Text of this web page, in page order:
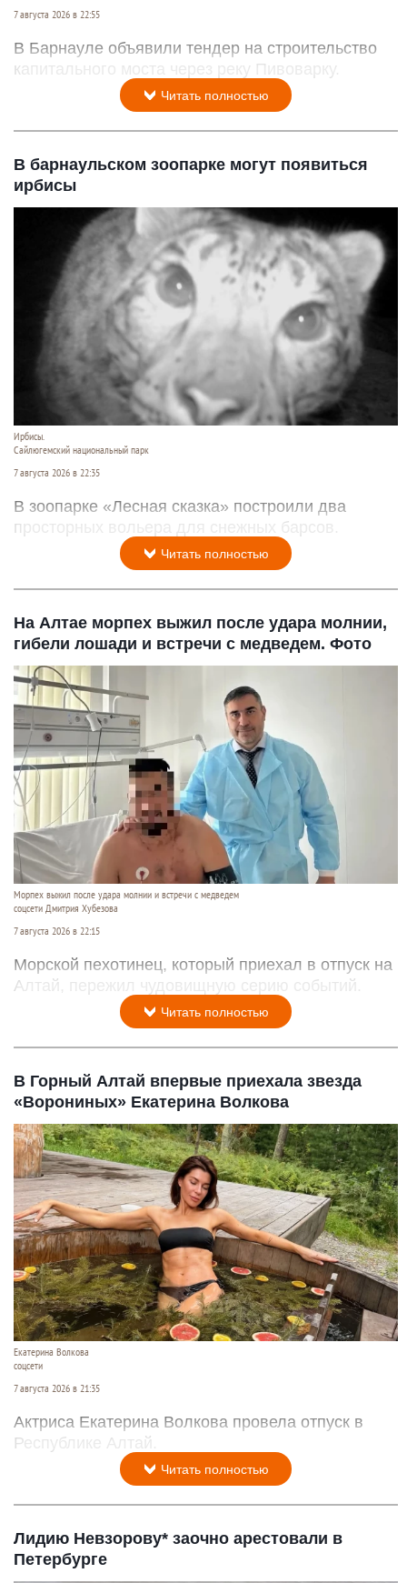
7 августа 2026 в 22:55
В Барнауле объявили тендер на строительство
капитального моста через реку Пивоварку.
Читать полностью
В барнаульском зоопарке могут появиться
ирбисы
Ирбисы.
Сайлюгемский национальный парк
7 августа 2026 в 22:35
В зоопарке «Лесная сказка» построили два
просторных вольера для снежных барсов.
Читать полностью
На Алтае морпех выжил после удара молнии,
гибели лошади и встречи с медведем. Фото
Морпех выжил после удара молнии и встречи с медведем
соцсети Дмитрия Хубезова
7 августа 2026 в 22:15
Морской пехотинец, который приехал в отпуск на
Алтай, пережил чудовищную серию событий.
Читать полностью
В Горный Алтай впервые приехала звезда
«Ворониных» Екатерина Волкова
Екатерина Волкова
соцсети
7 августа 2026 в 21:35
Актриса Екатерина Волкова провела отпуск в
Республике Алтай.
Читать полностью
Лидию Невзорову* заочно арестовали в
Петербурге